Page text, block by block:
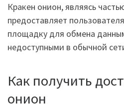
Кракен онион, являясь
предоставляет
площадку для обмена
недоступными в обычной
Как получить
онион